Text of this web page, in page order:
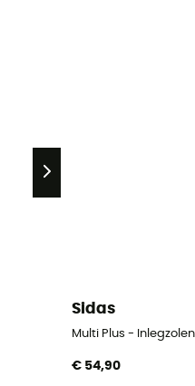
Sidas
Multi Plus - Inlegzolen
€ 54,90